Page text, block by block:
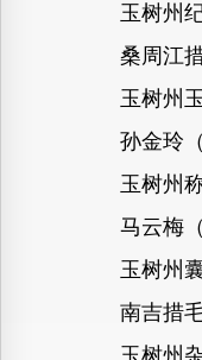
玉树州
桑周江
玉树州
孙金玲
玉树州
马云梅
玉树州
南吉措
玉树州